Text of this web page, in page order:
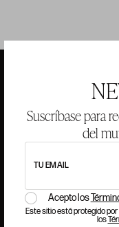
Suscríbase para
del
TU EMAIL
Acepto los
Este sitio está protegido
los
ANSORENA
EQUIPO
JOYERÍA
SUBASTAS